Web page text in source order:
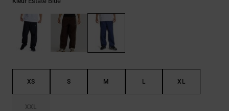
XS S M L XL
XXL